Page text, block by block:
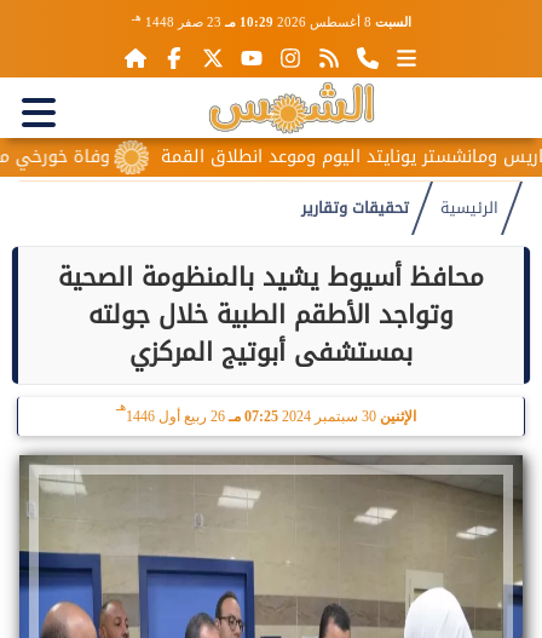
السبت 10:29 مـ 23 صفر 1448 هـ
وفاة خورخي ميسي والد يونايتد اليوم وموعد انطلاق القمة
الرئيسية تحقيقات وتقارير
محافظ أسيوط يشيد بالمنظومة الصحية
وتواجد الأطقم الطبية خلال جولته
بمستشفى أبوتيج المركزي
الإثنين 07:25 مـ 26 ربيع أول 1446
هـ